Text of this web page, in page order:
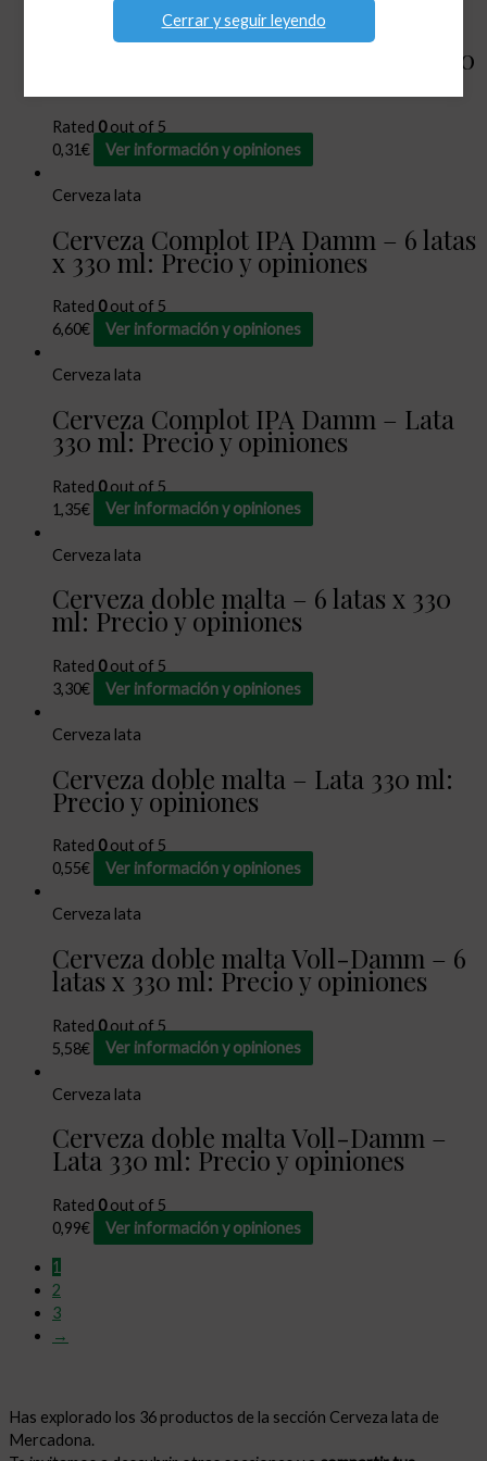
Cerveza Clásica Steinburg – Lata 330
Rated 0out of 5
0,31€ Ver información y opiniones
Cerveza lata
Cerveza Complot IPA Damm – 6 latas
x 330 ml: Precio y opiniones
Rated 0out of 5
6,60€ Ver información y opiniones
Cerveza lata
Cerveza Complot IPA Damm – Lata
330 ml: Precio y opiniones
Rated 0out of 5
1,35€ Ver información y opiniones
Cerveza lata
Cerveza doble malta – 6 latas x 330
ml: Precio y opiniones
Rated 0out of 5
3,30€ Ver información y opiniones
Cerveza lata
Cerveza doble malta – Lata 330 ml:
Precio y opiniones
Rated 0out of 5
0,55€ Ver información y opiniones
Cerveza lata
Cerveza doble malta Voll-Damm – 6
latas x 330 ml: Precio y opiniones
Rated 0out of 5
5,58€ Ver información y opiniones
Cerveza lata
Cerveza doble malta Voll-Damm –
Lata 330 ml: Precio y opiniones
Rated 0out of 5
0,99€ Ver información y opiniones
1
2
3
→
Has explorado los 36 productos de la sección Cerveza lata de
Mercadona.
Cerrar y seguir leyendo